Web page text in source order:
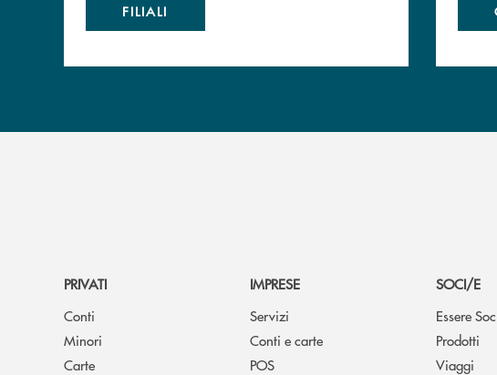
FILIALI
PRIVATI
Conti
Minori
Carte
IMPRESE
Servizi
Conti e carte
POS
SOCI/E
Essere
Prodotti
Viaggi